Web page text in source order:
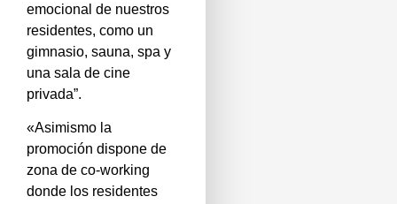
emocional de nuestros
residentes, como un
gimnasio, sauna, spa y
una sala de cine
privada”.
«Asimismo la
promoción dispone de
zona de co-working
donde los residentes